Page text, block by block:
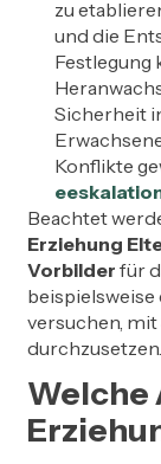
zu
und die
Festlegung
Sicherheit
Konflikte
Beachtet
Erziehung
Vorbilder für
beispielsweise
versuchen,
durchzusetzen.
Welche